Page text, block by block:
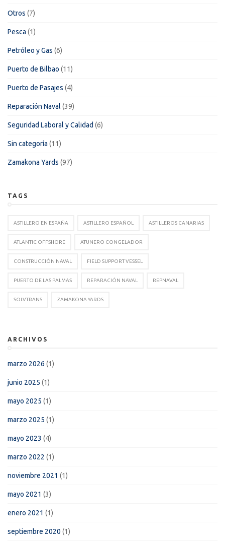
Otros (7)
Pesca (1)
Petróleo y Gas (6)
Puerto de Bilbao (11)
Puerto de Pasajes (4)
Reparación Naval (39)
Seguridad Laboral y Calidad (6)
Sin categoría (11)
Zamakona Yards (97)
TAGS
ASTILLERO EN ESPAÑA ASTILLERO ESPAÑOL ASTILLEROS CANARIAS
ATLANTIC OFFSHORE ATUNERO CONGELADOR
CONSTRUCCIÓN NAVAL FIELD SUPPORT VESSEL
PUERTO DE LAS PALMAS REPARACIÓN NAVAL REPNAVAL
SOLVTRANS ZAMAKONA YARDS
ARCHIVOS
marzo 2026 (1)
junio 2025 (1)
mayo 2025 (1)
marzo 2025 (1)
mayo 2023 (4)
marzo 2022 (1)
noviembre 2021 (1)
mayo 2021 (3)
enero 2021 (1)
septiembre 2020 (1)